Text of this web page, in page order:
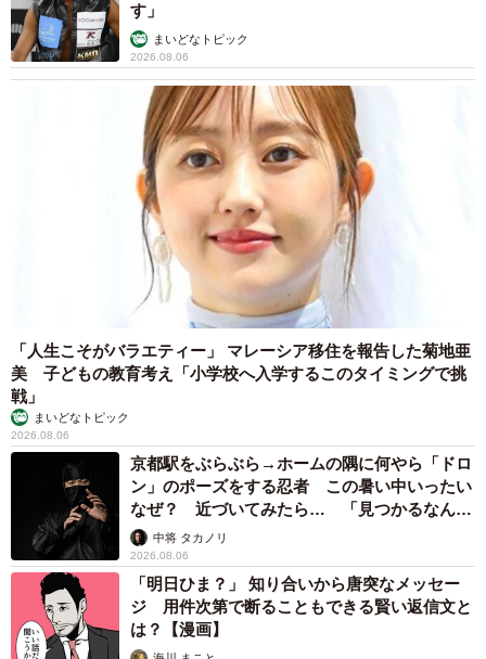
帯結びには一苦労／北川聖子さん（@seiko_kimono_world）提供
祇園のお座敷を訪れたのは、リオさんが芸妓さんや舞妓さ
んの着付けを行う「男衆（おとこし）」の仕事に興味を持
ち、「どんなお仕事なのか調べてみたい」と話したことが
きっかけでした。着物デビューにあたっては、濃い茶色と
青磁色で迷った末、北川さんの助言もあり青磁色に決めた
そうです。
お座敷では最初、芸妓さんたちに真面目にインタビューし
ていたリオさん。しかし座敷遊びの時間になると「UNO」
や「ワニワニパニック」で子どもらしくはしゃいでいたそ
うで、北川さんも思わず笑ったといいます。
す」
まいどなトピック
2026.08.06
「人生こそがバラエティー」 マレーシア移住を報告した菊地亜
美 子どもの教育考え「小学校へ入学するこのタイミングで挑
戦」
まいどなトピック
2026.08.06
京都駅をぶらぶら→ホームの隅に何やら「ドロ
ン」のポーズをする忍者 この暑い中いったい
なぜ？ 近づいてみたら… 「見つかるなんて
未熟」中将 タカノリ
2026.08.06
「明日ひま？」 知り合いから唐突なメッセー
ジ 用件次第で断ることもできる賢い返信文と
は？【漫画】